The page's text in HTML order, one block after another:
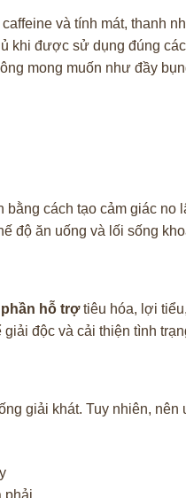
và tính mát, thanh
khi được sử dụng đúng
mong muốn như đầy
bằng cách tạo cảm giác no
độ ăn uống và lối sống
hỗ trợtiêu hóa, lợi
độc và cải thiện tình
giải khát. Tuy nhiên, nên